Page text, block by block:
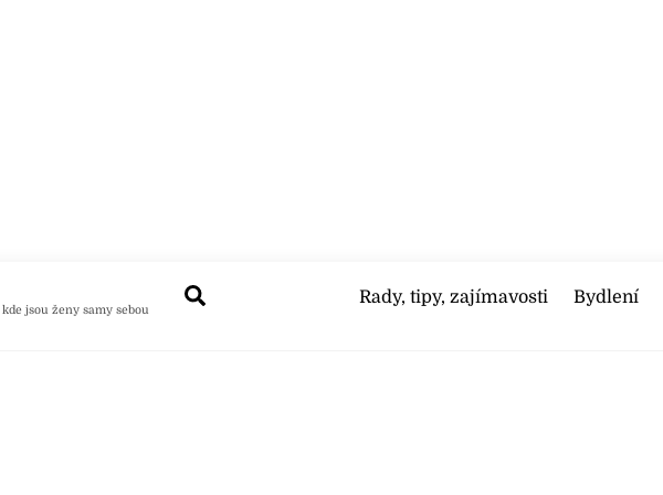
kde jsou ženy samy sebou
Rady, tipy, zajímavosti Bydlení